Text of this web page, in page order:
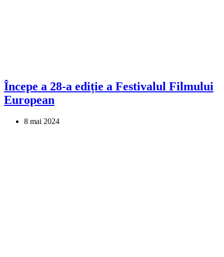
Începe a 28-a ediție a Festivalul Filmului
European
8 mai 2024